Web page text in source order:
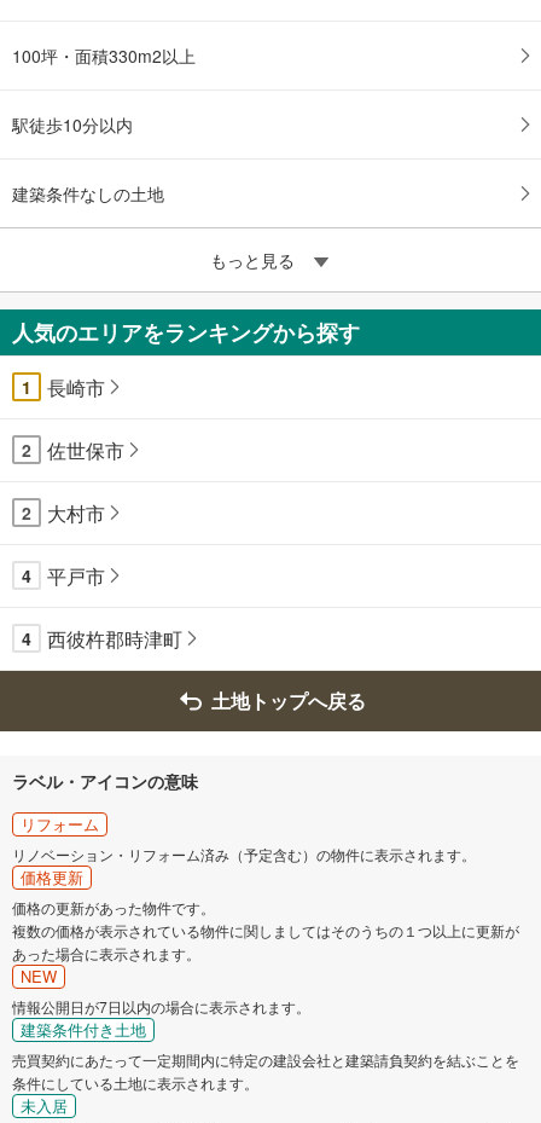
100坪・面積330m2以上
駅徒歩10分以内
建築条件なしの土地
もっと見る
人気のエリアをランキングから探す
1 長崎市
2 佐世保市
2 大村市
4 平戸市
4 西彼杵郡時津町
土地トップへ戻る
ラベル・アイコンの意味
リフォーム
リノベーション・リフォーム済み（予定含む）の物件に表示されます。
価格更新
価格の更新があった物件です。
複数の価格が表示されている物件に関しましてはそのうちの１つ以上に更新が
あった場合に表示されます。
NEW
情報公開日が7日以内の場合に表示されます。
建築条件付き土地
売買契約にあたって一定期間内に特定の建設会社と建築請負契約を結ぶことを
条件にしている土地に表示されます。
未入居